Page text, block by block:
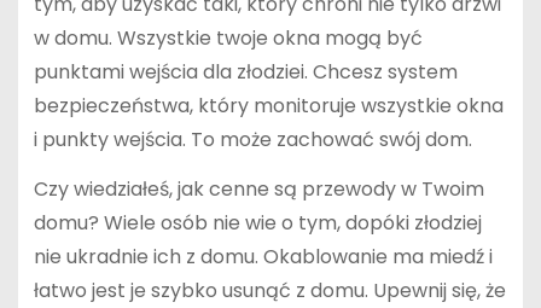
w domu. Wszystkie twoje okna mogą być
punktami wejścia dla złodziei. Chcesz system
bezpieczeństwa, który monitoruje wszystkie okna
i punkty wejścia. To może zachować swój dom.
Czy wiedziałeś, jak cenne są przewody w Twoim
domu? Wiele osób nie wie o tym, dopóki złodziej
nie ukradnie ich z domu. Okablowanie ma miedź i
łatwo jest je szybko usunąć z domu. Upewnij się, że